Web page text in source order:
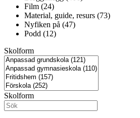
Film (24)
Material, guide, resurs (73)
Nyfiken på (47)
Podd (12)
Skolform
Skolform